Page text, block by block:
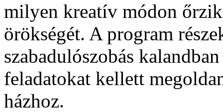
milyen kreatív módon
örökségét. A program
szabadulószobás
feladatokat kellett
házhoz.